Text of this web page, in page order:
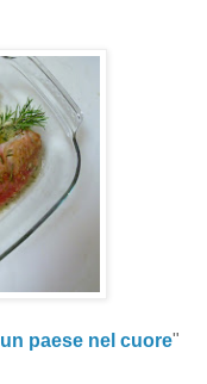
un paese nel cuore"